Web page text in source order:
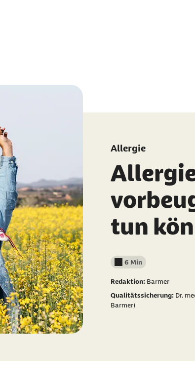
Allergie
tun
Lesedauer weniger als
6 Min
Redaktion: Barmer
Qualitätssicherung: Dr.
Barmer)